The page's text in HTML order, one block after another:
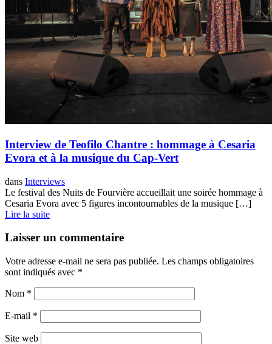
Interview de Teofilo Chantre : hommage à Cesaria
Evora et à la musique du Cap-Vert
dans Interviews
Le festival des Nuits de Fourvière accueillait une soirée hommage à
Cesaria Evora avec 5 figures incontournables de la musique […]
Lire la suite
Laisser un commentaire
Votre adresse e-mail ne sera pas publiée. Les champs obligatoires
sont indiqués avec *
Nom *
E-mail *
Site web